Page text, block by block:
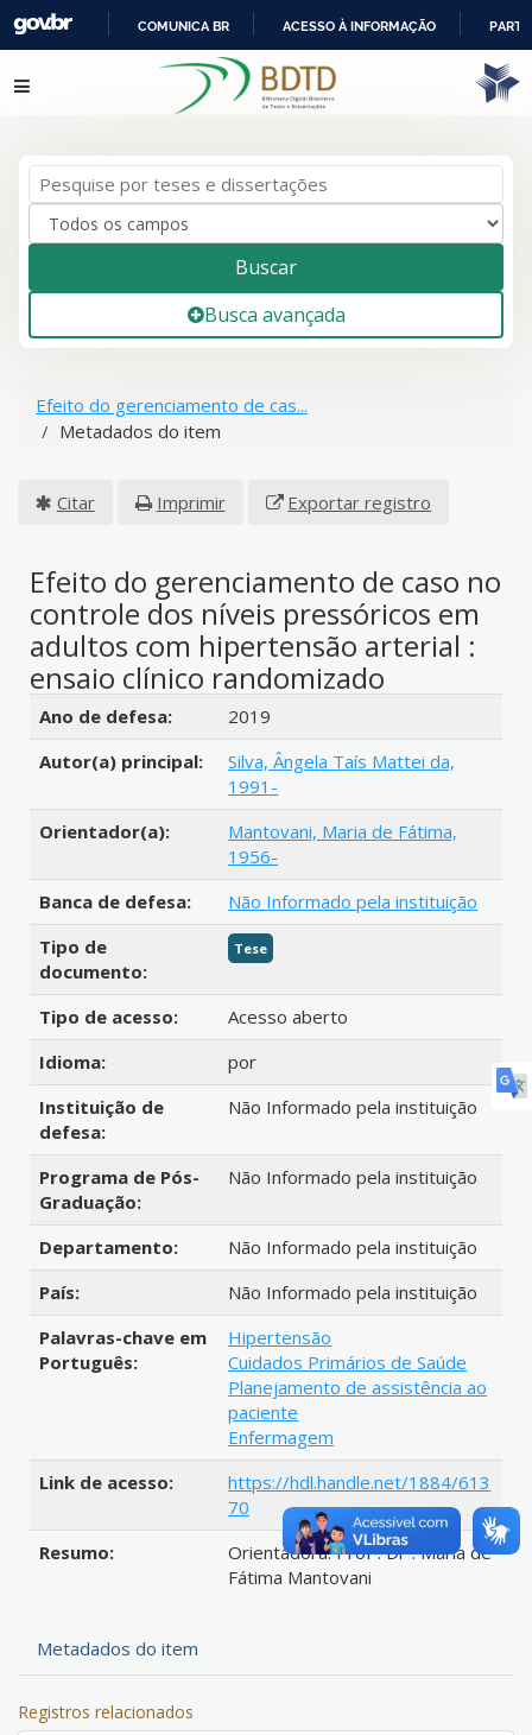
IR
PARA
COMUNICA BR ACESSO À INFORMAÇÃO
Pular para o conteúdo
Buscar
Busca avançada
Efeito do gerenciamento de cas...
Metadados do item
Citar Imprimir Exportar registro
Efeito do gerenciamento de caso no
controle dos níveis pressóricos em
adultos com hipertensão arterial :
ensaio clínico randomizado
Detalhes bibliográficos
Ano de defesa:
2019
Autor(a) principal:
Silva, Ângela Taís Mattei da,
1991-
Orientador(a):
Mantovani, Maria de Fátima,
1956-
Banca de defesa:
Não Informado pela instituição
Tipo de
documento:
Tese
Tipo de acesso:
Acesso aberto
Idioma:
por
Instituição de
defesa:
Não Informado pela instituição
Programa de Pós-
Graduação:
Não Informado pela instituição
Departamento:
Não Informado pela instituição
País:
Não Informado pela instituição
Palavras-chave em
Português:
Hipertensão
Cuidados Primários de Saúde
Planejamento de assistência ao
paciente
Enfermagem
Link de acesso:
https://hdl.handle.net/1884/613
70
Resumo:
Orientadora: Profª. Drª. Maria de
Fátima Mantovani
Metadados do item
Registros relacionados